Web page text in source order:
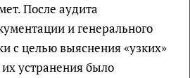
После аудита
и генерального
с целью выяснения «узких»
устранения было